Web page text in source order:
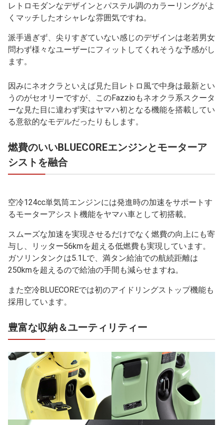
レトロモダンなデザインとパステル調のカラーリングがよ
くマッチしたオシャレな雰囲気ですね。
派手過ぎず、尖りすぎていない感じのデザインは老若男女
問わず様々なユーザーにフィットしてくれそうな予感がし
ます。
因みにネオクラといえば見た目レトロ風で中身は最新とい
うのがセオリーですが、このFazzioもネオクラ系スクータ
ーな見た目に違わず実はヤマハ初となる機能を搭載してい
る意欲的なモデルだったりもします。
燃費のいいBLUECOREエンジンとモーターア
シストを融合
空冷124cc単気筒エンジンには発進時の加速をサポートす
るモーターアシスト機能をヤマハ車として初搭載。
スムーズな加速を実現させるだけでなく燃費の向上にも寄
与し、リッター56kmを超える低燃費も実現しています。
ガソリンタンクは5.1Lで、満タン給油での航続距離は
250kmを超えるので給油の手間も減らせますね。
また空冷BLUECOREでは初のアイドリングストップ機能も
採用しています。
豊富な収納＆ユーティリティー